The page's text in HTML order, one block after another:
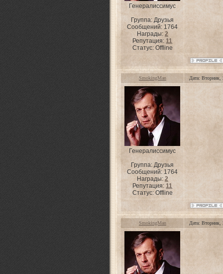
Генералиссимус
Группа: Друзья
Сообщений: 1764
Награды: 2
Репутация:11
Статус: Offline
SmokingMan Дата:
Генералиссимус
Группа: Друзья
Сообщений: 1764
Награды:2
Репутация:11
Статус: Offline
SmokingMan Дата: